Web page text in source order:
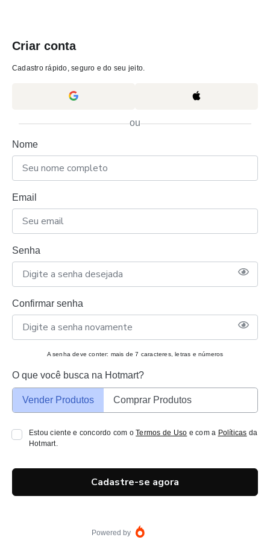
Criar conta
Cadastro rápido, seguro e do seu jeito.
ou
Nome
Email
Senha
Confirmar senha
A senha deve conter: mais de 7 caracteres, letras e números
O que você busca na Hotmart?
Vender Produtos Comprar Produtos
Estou ciente e concordo com oTermos de Uso e com a Políticas da
Hotmart.
Cadastre-se agora
Powered by